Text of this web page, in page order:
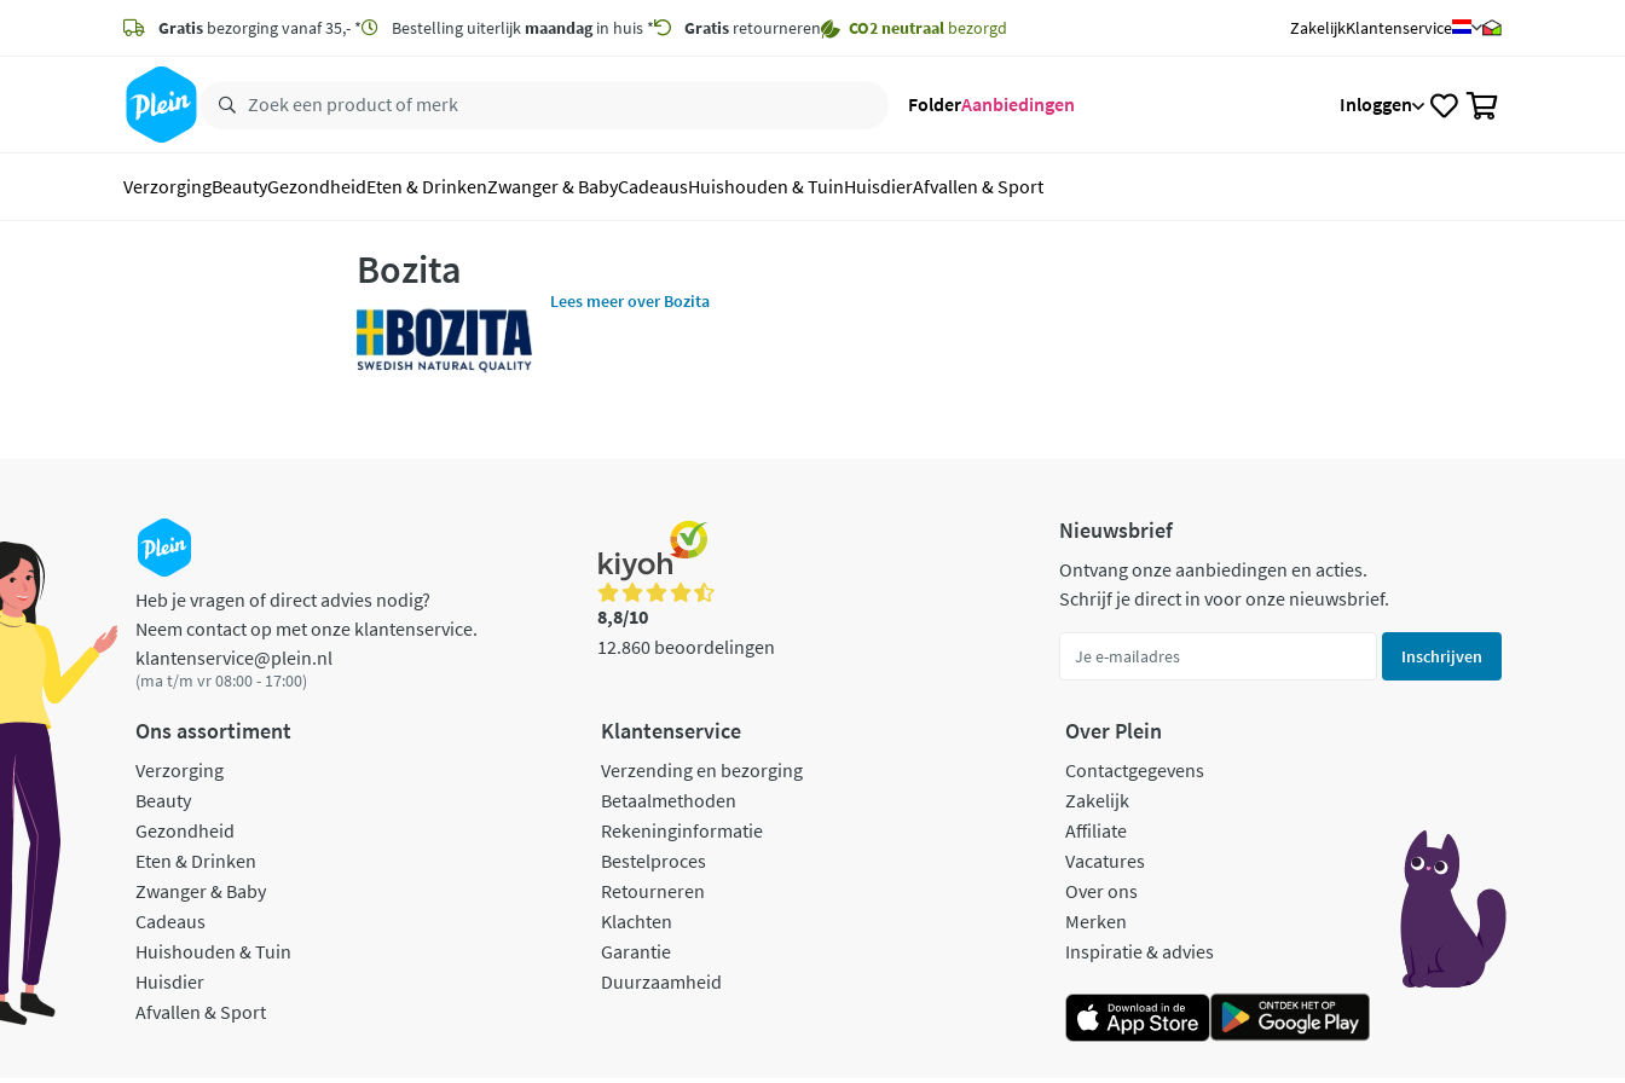
zoeken
hoofdinhoud
Gratis bezorging vanaf 35,- * Bestelling uiterlijk maandagin huis * Gratis retourneren CO2 neutraal bezorgd ZakelijkKlantenservice
FolderAanbiedingen Inloggen
VerzorgingBeautyGezondheidEten & DrinkenZwanger & BabyCadeausHuishouden & TuinHuisdierAfvallen & Sport
Bozita
Lees meer over Bozita
Heb je vragen of direct advies nodig?
Neem contact op met onze klantenservice.
klantenservice@plein.nl
(ma t/m vr 08:00 - 17:00)
8,8/10
12.860 beoordelingen
Nieuwsbrief
Ontvang onze aanbiedingen en acties.
Schrijf je direct in voor onze nieuwsbrief.
Inschrijven
Ons assortiment
Verzorging
Beauty
Gezondheid
Eten & Drinken
Zwanger & Baby
Cadeaus
Huishouden & Tuin
Huisdier
Afvallen & Sport
Klantenservice
Verzending en bezorging
Betaalmethoden
Rekeninginformatie
Bestelproces
Retourneren
Klachten
Garantie
Duurzaamheid
Over Plein
Contactgegevens
Zakelijk
Affiliate
Vacatures
Over ons
Merken
Inspiratie & advies